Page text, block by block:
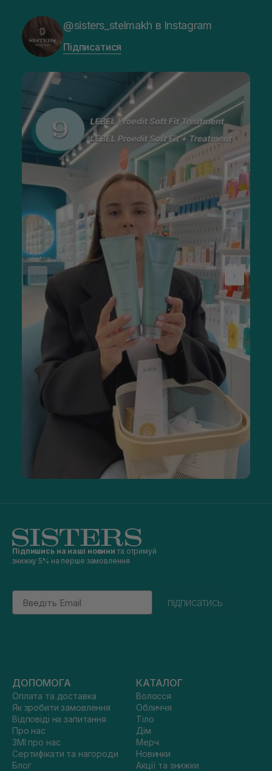
@sisters_stelmakh в Instagram
Підписатися
Підпишись на наші новини та отримуй
знижку 5% на перше замовлення
Email
підписатись
ДОПОМОГА
Оплата та доставка
Як зробити замовлення
Відповіді на запитання
Про нас
ЗМІ про нас
Сертифікати та нагороди
Блог
КАТАЛОГ
Волосся
Обличчя
Тіло
Дім
Мерч
Новинки
Акції та знижки